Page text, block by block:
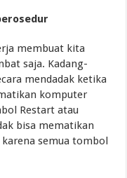
membuat kita
saja. Kadang-
mendadak ketika
komputer
Restart atau
bisa mematikan
semua tombol